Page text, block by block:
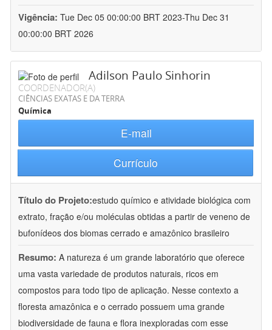
Vigência: Tue Dec 05 00:00:00 BRT 2023-Thu Dec 31
00:00:00 BRT 2026
Adilson Paulo Sinhorin
COORDENADOR(A)
CIÊNCIAS EXATAS E DA TERRA
Química
E-mail
Currículo
Título do Projeto:estudo químico e atividade biológica com
extrato, fração e/ou moléculas obtidas a partir de veneno de
bufonídeos dos biomas cerrado e amazônico brasileiro
Resumo: A natureza é um grande laboratório que oferece
uma vasta variedade de produtos naturais, ricos em
compostos para todo tipo de aplicação. Nesse contexto a
floresta amazônica e o cerrado possuem uma grande
biodiversidade de fauna e flora inexploradas com esse